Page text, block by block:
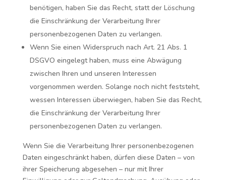
benötigen, haben Sie das Recht, statt der Löschung
die Einschränkung der Verarbeitung Ihrer
personenbezogenen Daten zu verlangen.
Wenn Sie einen Widerspruch nach Art. 21 Abs. 1
DSGVO eingelegt haben, muss eine Abwägung
zwischen Ihren und unseren Interessen
vorgenommen werden. Solange noch nicht feststeht,
wessen Interessen überwiegen, haben Sie das Recht,
die Einschränkung der Verarbeitung Ihrer
personenbezogenen Daten zu verlangen.
Wenn Sie die Verarbeitung Ihrer personenbezogenen
Daten eingeschränkt haben, dürfen diese Daten – von
ihrer Speicherung abgesehen – nur mit Ihrer